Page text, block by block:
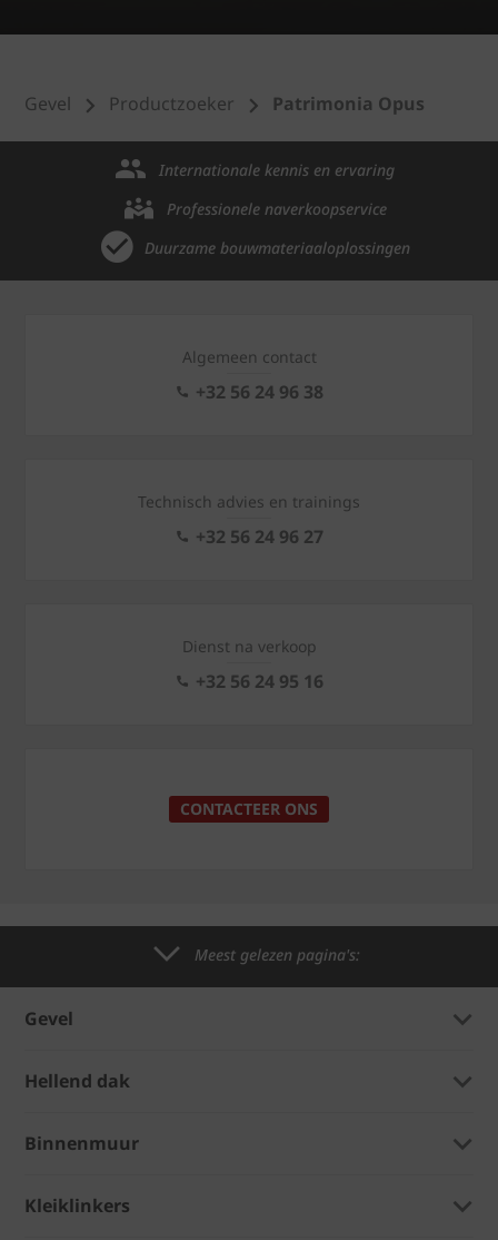
Gevel Productzoeker Patrimonia Opus
Internationale kennis en ervaring
Professionele naverkoopservice
Duurzame bouwmateriaaloplossingen
Algemeen contact
+32 56 24 96 38
Technisch advies en trainings
+32 56 24 96 27
Dienst na verkoop
+32 56 24 95 16
CONTACTEER ONS
Meest gelezen pagina's:
Gevel
Hellend dak
Binnenmuur
Kleiklinkers